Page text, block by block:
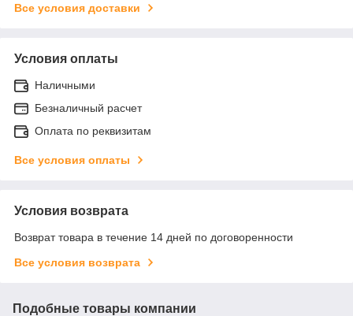
Все условия доставки
Условия оплаты
Наличными
Безналичный расчет
Оплата по реквизитам
Все условия оплаты
Условия возврата
Возврат товара в течение 14 дней по договоренности
Все условия возврата
Подобные товары компании